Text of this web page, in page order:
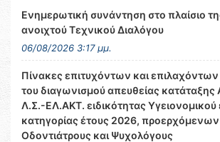
Ενημερωτική συνάντηση στο πλαίσιο
ανοιχτού Τεχνικού Διαλόγου
06/08/2026 3:17 μμ.
Πίνακες επιτυχόντων και
του διαγωνισμού απευθείας
Λ.Σ.-ΕΛ.ΑΚΤ. ειδικότητας Υγειονομικού
κατηγορίας έτους 2026, προερχόμενων
Οδοντιάτρους και Ψυχολόγους